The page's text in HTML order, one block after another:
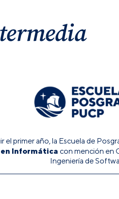
el primer año, la Escuela de
Informática con mención en
Ingeniería de